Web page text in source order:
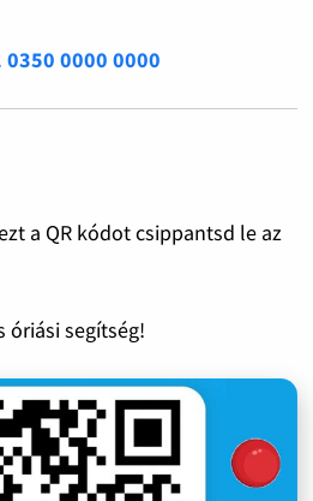
0350 0000 0000
a QR kódot csippantsd le az
óriási segítség!